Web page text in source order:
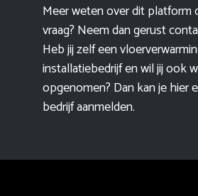
Meer weten over dit platform
vraag? Neem dan gerust
Heb jij zelf een
installatiebedrijf en wil jij ook
opgenomen? Dan kan je hier
bedrijf aanmelden.